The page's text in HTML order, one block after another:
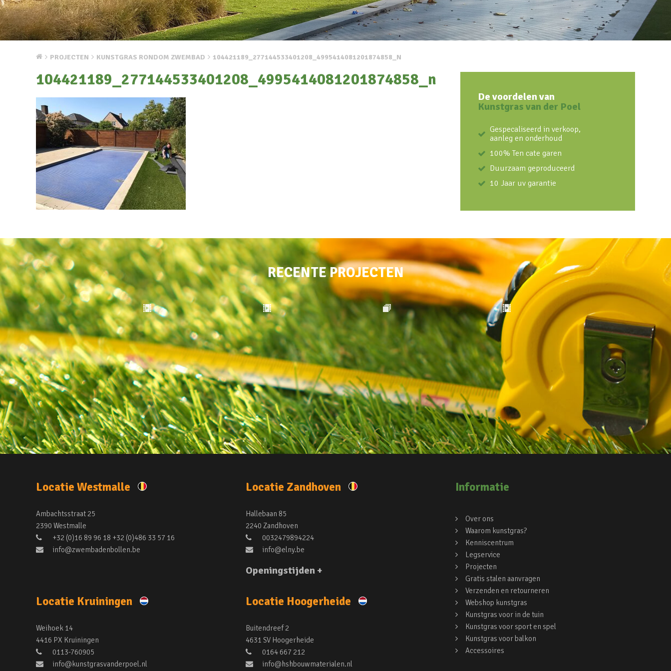
PROJECTEN KUNSTGRAS RONDOM ZWEMBAD 104421189_277144533401208_4995414081201874858_N
104421189_277144533401208_4995414081201874858_n
De voordelen van
Kunstgras van der Poel
Gespecaliseerd in verkoop,
aanleg en onderhoud
100% Ten cate garen
Duurzaam geproduceerd
10 Jaar uv garantie
RECENTE PROJECTEN
Locatie Westmalle
Ambachtsstraat 25
2390 Westmalle
+32 (0)16 89 96 18 +32 (0)486 33 57 16
info@zwembadenbollen.be
Locatie Zandhoven
Hallebaan 85
2240 Zandhoven
0032479894224
info@elny.be
Openingstijden +
Locatie Kruiningen
Weihoek 14
4416 PX Kruiningen
0113-760905
info@kunstgrasvanderpoel.nl
Locatie Hoogerheide
Buitendreef 2
4631 SV Hoogerheide
0164 667 212
info@hshbouwmaterialen.nl
Informatie
Over ons
Waarom kunstgras?
Kenniscentrum
Legservice
Projecten
Gratis stalen aanvragen
Verzenden en retourneren
Webshop kunstgras
Kunstgras voor in de tuin
Kunstgras voor sport en spel
Kunstgras voor balkon
Accessoires